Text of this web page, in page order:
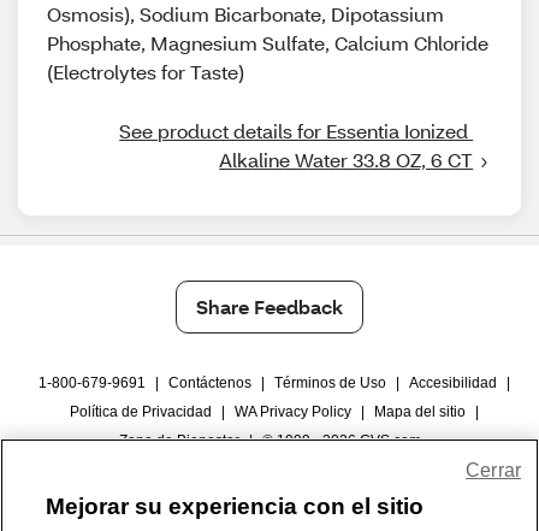
Osmosis), Sodium Bicarbonate, Dipotassium
Phosphate, Magnesium Sulfate, Calcium Chloride
(Electrolytes for Taste)
See product details for Essentia Ionized
Alkaline Water 33.8 OZ, 6 CT
Share Feedback
1-800-679-9691 Contáctenos Términos de Uso Accesibilidad
Política de Privacidad
WA Privacy Policy Mapa del sitio
Zona de Bienestar | © 1999 - 2026 CVS.com
Mejorar su experiencia con el sitio
Cerrar